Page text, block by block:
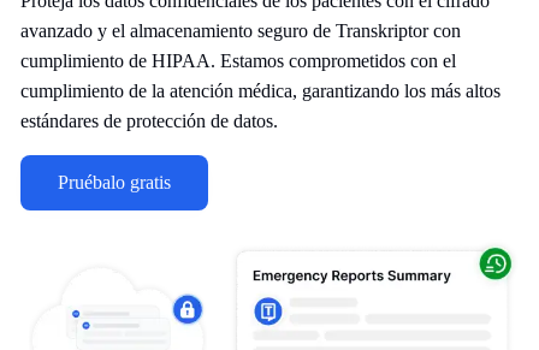
avanzado y el almacenamiento seguro de Transkriptor con
cumplimiento de HIPAA. Estamos comprometidos con el
cumplimiento de la atención médica, garantizando los más altos
estándares de protección de datos.
Pruébalo gratis